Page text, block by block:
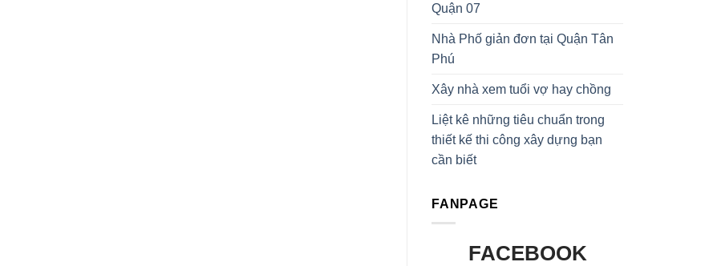
Quận 07
Nhà Phố giản đơn tại Quận Tân
Phú
Xây nhà xem tuổi vợ hay chồng
Liệt kê những tiêu chuẩn trong
thiết kế thi công xây dựng bạn
cần biết
FANPAGE
FACEBOOK